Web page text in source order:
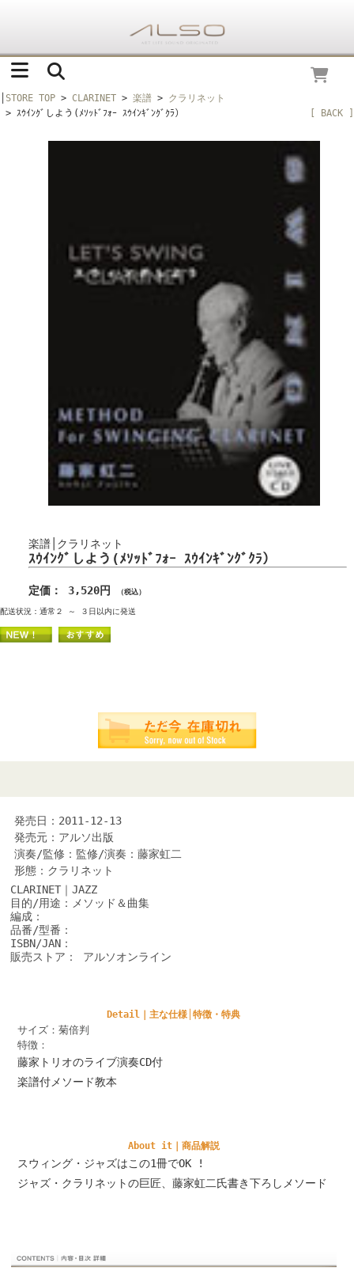
STORE TOP > CLARINET > 楽譜 > クラリネット
> ｽｳｲﾝｸﾞしよう(ﾒｿｯﾄﾞﾌｫｰ ｽｳｲﾝｷﾞﾝｸﾞｸﾗ）
[ BACK ]
楽譜│クラリネット
ｽｳｲﾝｸﾞしよう(ﾒｿｯﾄﾞﾌｫｰ ｽｳｲﾝｷﾞﾝｸﾞｸﾗ）
定価： 3,520円 （税込）
配送状況：通常２ ～ ３日以内に発送
発売日：2011-12-13
発売元：アルソ出版
演奏/監修：監修/演奏：藤家虹二
形態：クラリネット
CLARINET｜JAZZ
目的/用途：メソッド＆曲集
編成：
品番/型番：
ISBN/JAN：
販売ストア： アルソオンライン
Detail｜主な仕様│特徴・特典
サイズ：菊倍判
特徴：
藤家トリオのライブ演奏CD付
楽譜付メソード教本
About it｜商品解説
スウィング・ジャズはこの1冊でOK !
ジャズ・クラリネットの巨匠、藤家虹二氏書き下ろしメソード